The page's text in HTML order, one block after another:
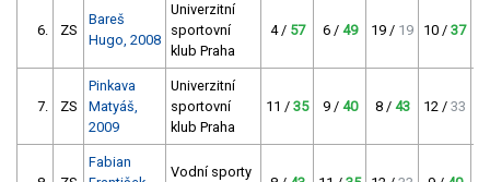
6. ZS
Bareš
Hugo, 2008
Univerzitní
sportovní
klub Praha
4 / 57 6 / 49 19 / 19 10 / 37
7. ZS
Pinkava
Matyáš,
2009
Univerzitní
sportovní
klub Praha
11 / 35 9 / 40 8 / 43 12 / 33
Fabian
Vodní sporty